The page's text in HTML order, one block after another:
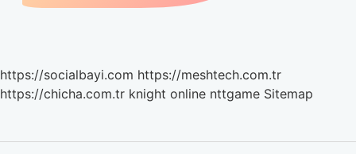
https://socialbayi.com https://meshtech.com.tr
https://chicha.com.tr knight online nttgame Sitemap